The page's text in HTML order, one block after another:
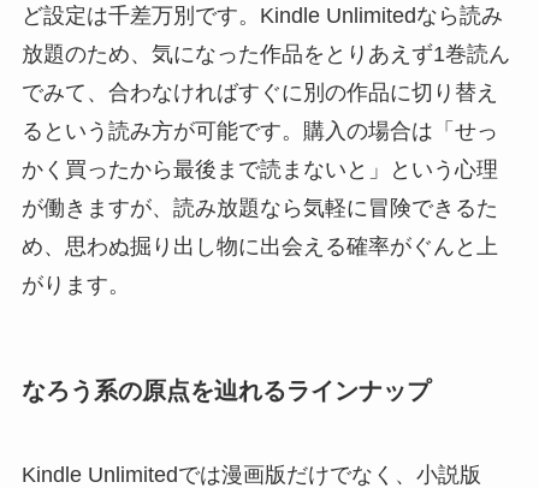
ど設定は千差万別です。Kindle Unlimitedなら読み
放題のため、気になった作品をとりあえず1巻読ん
でみて、合わなければすぐに別の作品に切り替え
るという読み方が可能です。購入の場合は「せっ
かく買ったから最後まで読まないと」という心理
が働きますが、読み放題なら気軽に冒険できるた
め、思わぬ掘り出し物に出会える確率がぐんと上
がります。
なろう系の原点を辿れるラインナップ
Kindle Unlimitedでは漫画版だけでなく、小説版